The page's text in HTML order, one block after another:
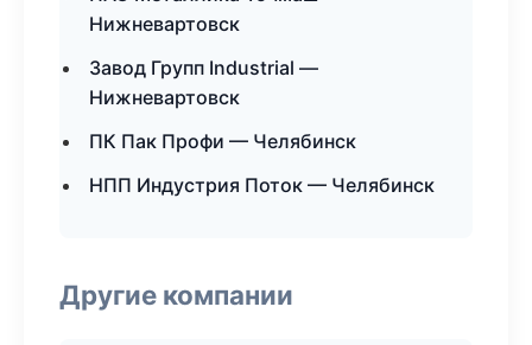
Нижневартовск
Завод Групп Industrial —
Нижневартовск
ПК Пак Профи — Челябинск
НПП Индустрия Поток — Челябинск
Другие компании